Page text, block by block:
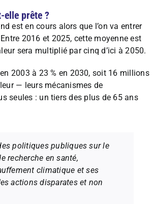
elle prête ?
est en cours alors que l’on va entrer
2016 et 2025, cette moyenne est
sera multiplié par cinq d’ici à 2050.
2003 à 23 % en 2030, soit 16 millions
— leurs mécanismes de
seules : un tiers des plus de 65 ans
politiques publiques sur le
recherche en santé,
climatique et ses
actions disparates et non